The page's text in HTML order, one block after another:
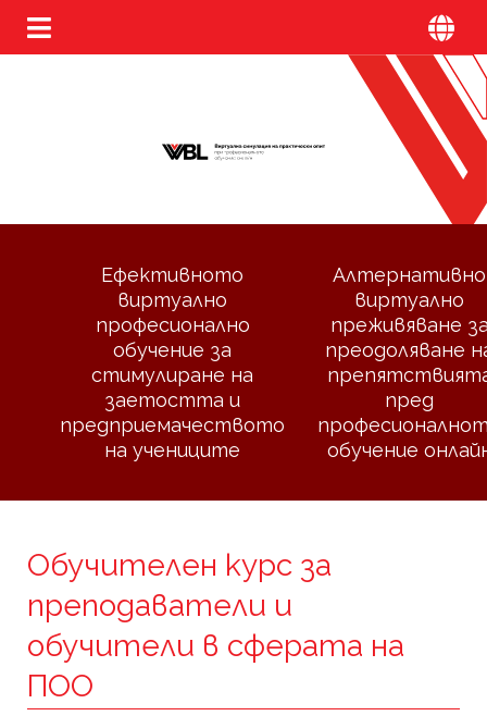
Ефективното
виртуално
професионално
обучение за
стимулиране на
заетостта и
предприемачеството
на учениците
Алтернативно
виртуално
преживяване
преодоляване
пред
обучение
Обучителен курс за
преподаватели и
обучители в сферата на
ПОО